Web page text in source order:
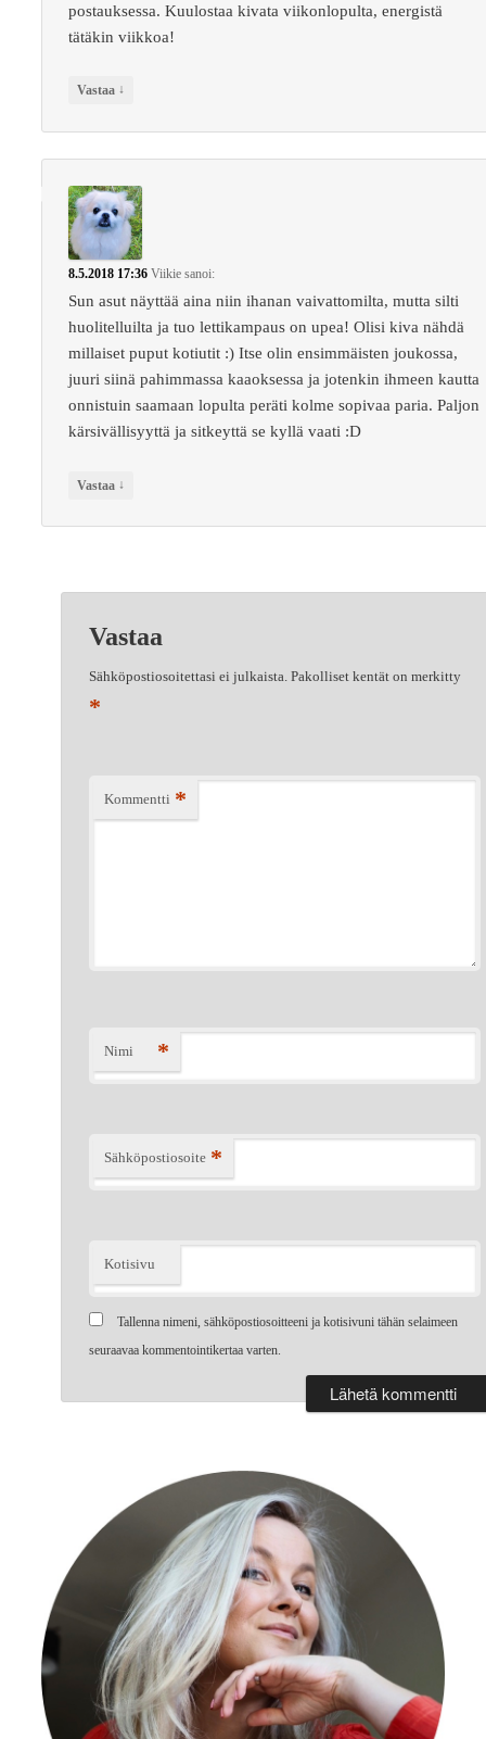
postauksessa. Kuulostaa kivata viikonlopulta, energistä
tätäkin viikkoa!
Vastaa ↓
8.5.2018 17:36 Viikie sanoi:
Sun asut näyttää aina niin ihanan vaivattomilta, mutta silti
huolitelluilta ja tuo lettikampaus on upea! Olisi kiva nähdä
millaiset puput kotiutit :) Itse olin ensimmäisten joukossa,
juuri siinä pahimmassa kaaoksessa ja jotenkin ihmeen kautta
onnistuin saamaan lopulta peräti kolme sopivaa paria. Paljon
kärsivällisyyttä ja sitkeyttä se kyllä vaati :D
Vastaa ↓
Vastaa
Sähköpostiosoitettasi ei julkaista. Pakolliset kentät on merkitty
*
Kommentti *
Nimi *
Sähköpostiosoite *
Kotisivu
Tallenna nimeni, sähköpostiosoitteeni ja kotisivuni tähän selaimeen
seuraavaa kommentointikertaa varten.